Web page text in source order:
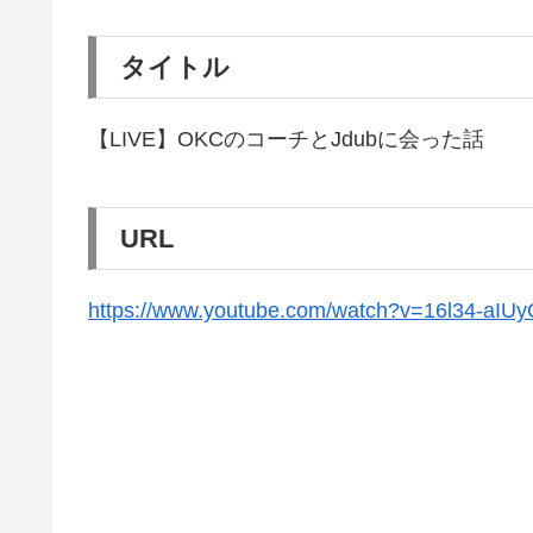
タイトル
【LIVE】OKCのコーチとJdubに会った話
URL
https://www.youtube.com/watch?v=16l34-